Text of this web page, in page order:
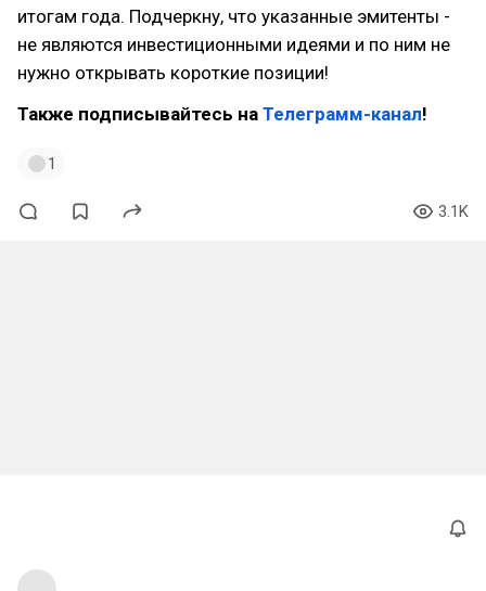
итогам года. Подчеркну, что указанные эмитенты -
не являются инвестиционными идеями и по ним не
нужно открывать короткие позиции!
Также подписывайтесь на Телеграмм-канал!
1
3.1K